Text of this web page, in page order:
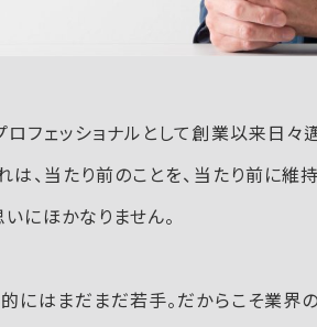
フェッショナルとして創業以来日々
、当たり前のことを、当たり前に維
にほかなりません。
はまだまだ若手。だからこそ業界の